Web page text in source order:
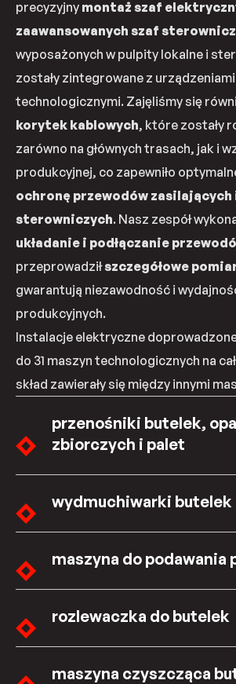
precyzyjny montaż szaf
zaawansowanych szaf
wyposażonych w pulpity lokalne i
zostały zintegrowane z urządzeniami
technologicznymi. Zajęliśmy się
korytek kablowych, które zostały
zarówno na głównych trasach, jak i
produkcyjnej, co zapewniło
ochronę przewodów zasilających
sterowniczych. Nasz zespół
układanie i podłączanie
przeprowadziłszczegółowe
gwarantują niezawodność i
produkcyjnych.
Instalacje elektryczne
do 31 maszyn technologicznych na
skład zawierały się między innymi
przenośniki butelek,
zbiorczych i palet
wydmuchiwarki butelek
maszyna do podawania
rozlewaczka do butelek
maszyna czyszcząca